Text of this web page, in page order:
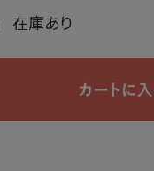
在庫あり